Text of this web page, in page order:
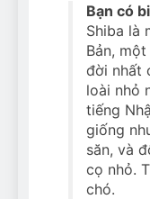
Bạn có
Shiba là
Bản,
đời nhất
loài nhỏ
tiếng
giống
săn, và
cọ nhỏ.
chó.